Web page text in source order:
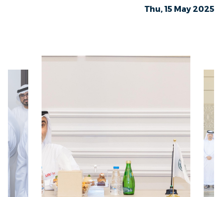
Thu, 15 May 2025